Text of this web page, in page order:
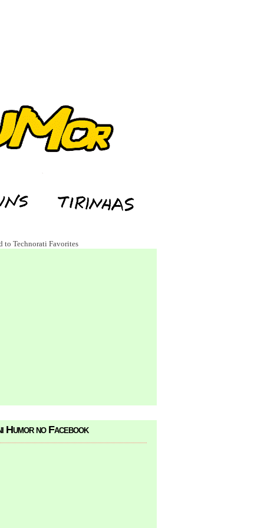
Humor no Facebook